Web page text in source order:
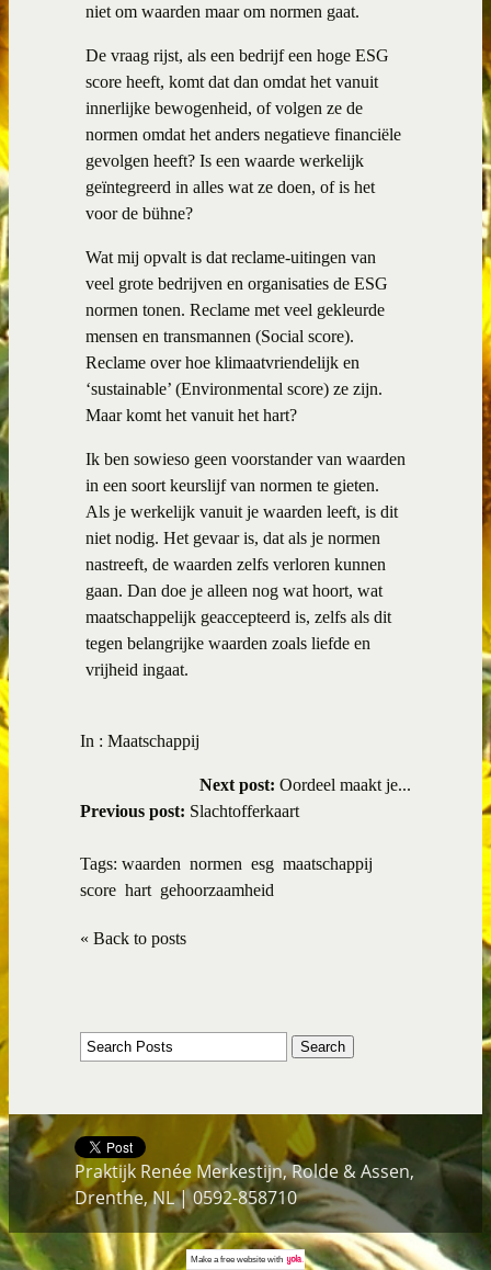
niet om waarden maar om normen gaat.
De vraag rijst, als een bedrijf een hoge ESG
score heeft, komt dat dan omdat het vanuit
innerlijke bewogenheid, of volgen ze de
normen omdat het anders negatieve financiële
gevolgen heeft? Is een waarde werkelijk
geïntegreerd in alles wat ze doen, of is het
voor de bühne?
Wat mij opvalt is dat reclame-uitingen van
veel grote bedrijven en organisaties de ESG
normen tonen. Reclame met veel gekleurde
mensen en transmannen (Social score).
Reclame over hoe klimaatvriendelijk en
‘sustainable’ (Environmental score) ze zijn.
Maar komt het vanuit het hart?
Ik ben sowieso geen voorstander van waarden
in een soort keurslijf van normen te gieten.
Als je werkelijk vanuit je waarden leeft, is dit
niet nodig. Het gevaar is, dat als je normen
nastreeft, de waarden zelfs verloren kunnen
gaan. Dan doe je alleen nog wat hoort, wat
maatschappelijk geaccepteerd is, zelfs als dit
tegen belangrijke waarden zoals liefde en
vrijheid ingaat.
In : Maatschappij
Next post: Oordeel maakt je...
Previous post: Slachtofferkaart
Tags: waarden normen esg maatschappij
score hart gehoorzaamheid
« Back to posts
Praktijk Renée Merkestijn, Rolde & Assen,
Drenthe, NL | 0592-858710
Make a free websitewith